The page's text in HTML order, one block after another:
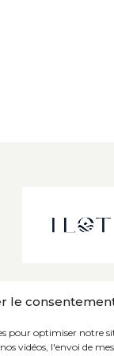
le
pour optimiser notre
vidéos, l'envoi de